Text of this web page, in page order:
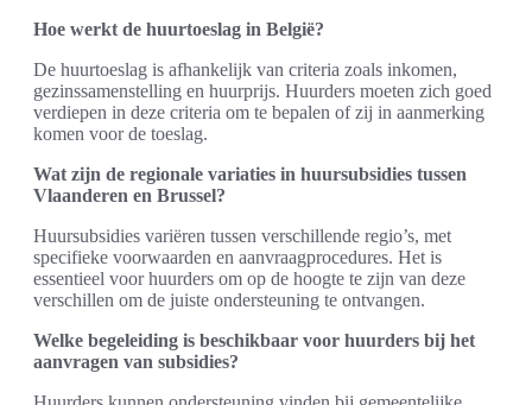
Hoe werkt de huurtoeslag in België?
De huurtoeslag is afhankelijk van criteria zoals inkomen,
gezinssamenstelling en huurprijs. Huurders moeten zich goed
verdiepen in deze criteria om te bepalen of zij in aanmerking
komen voor de toeslag.
Wat zijn de regionale variaties in huursubsidies tussen
Vlaanderen en Brussel?
Huursubsidies variëren tussen verschillende regio’s, met
specifieke voorwaarden en aanvraagprocedures. Het is
essentieel voor huurders om op de hoogte te zijn van deze
verschillen om de juiste ondersteuning te ontvangen.
Welke begeleiding is beschikbaar voor huurders bij het
aanvragen van subsidies?